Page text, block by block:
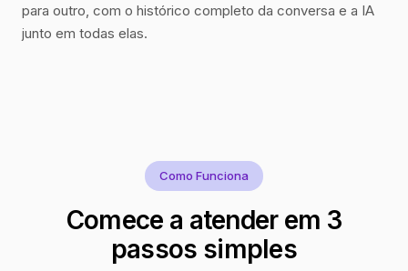
para outro, com o histórico completo da conversa e a IA
junto em todas elas.
Como Funciona
Comece a atender em 3
passos simples